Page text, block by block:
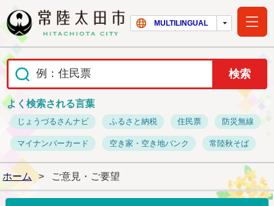
常陸太田市ホー
MULTILINGUAL
よく検索される言葉
じょうづるさんナビ ふるさと納税 住民票 防災無線
マイナンバーカード 空き家・空き地バンク 常陸秋そば
ホーム > ご意見・ご要望